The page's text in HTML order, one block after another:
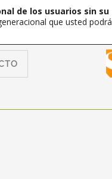
de los usuarios sin su
que usted podrá